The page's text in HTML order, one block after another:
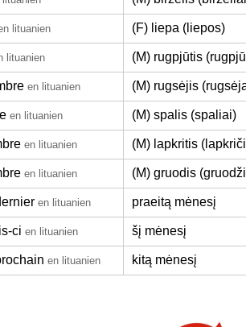
lituanien (F) liepa (liepos)
lituanien (M) rugpjūtis
en lituanien (M) rugsėjis
en lituanien (M) spalis (spaliai)
en lituanien (M) lapkritis
en lituanien (M) gruodis
en lituanien praeitą mėnesį
ci en lituanien šį mėnesį
en lituanien kitą mėnesį